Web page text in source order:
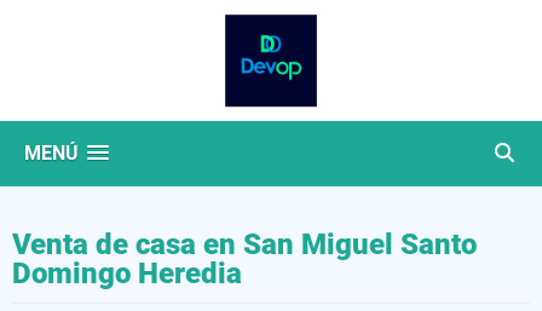
MENÚ
Venta de casa en San Miguel Santo
Domingo Heredia